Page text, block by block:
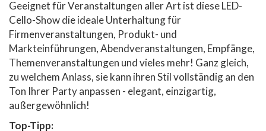
Geeignet für Veranstaltungen aller Art ist diese LED-
Cello-Show die ideale Unterhaltung für
Firmenveranstaltungen, Produkt- und
Markteinführungen, Abendveranstaltungen, Empfänge,
Themenveranstaltungen und vieles mehr! Ganz gleich,
zu welchem Anlass, sie kann ihren Stil vollständig an den
Ton Ihrer Party anpassen - elegant, einzigartig,
außergewöhnlich!
Top-Tipp: